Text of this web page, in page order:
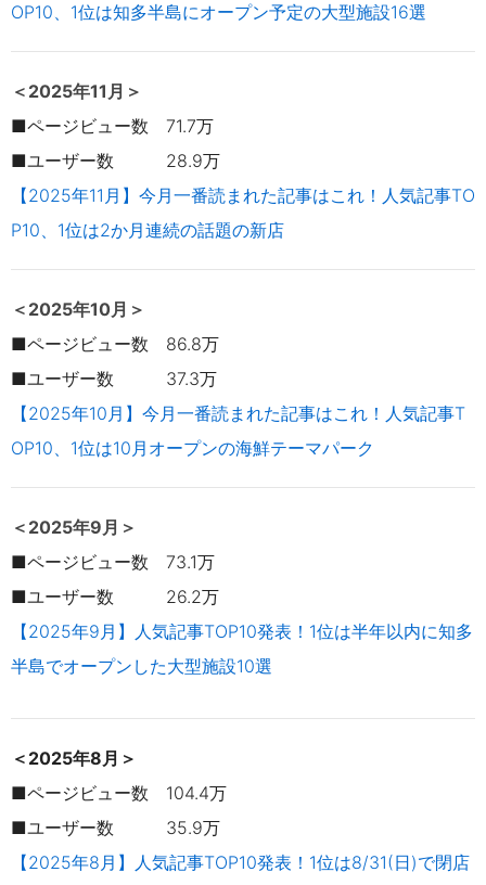
OP10、1位は知多半島にオープン予定の大型施設16選
＜2025年11 月＞
■ページビュー数 71.7万
■ユーザー数 28.9万
【2025年11月】今月一番読まれた記事はこれ！人気記事TO
P10、1位は2か月連続の話題の新店
＜2025年10月＞
■ページビュー数 86.8万
■ユーザー数 37.3万
【2025年10月】今月一番読まれた記事はこれ！人気記事T
OP10、1位は10月オープンの海鮮テーマパーク
＜2025年9月＞
■ページビュー数 73.1万
■ユーザー数 26.2万
【2025年9月】人気記事TOP10発表！1位は半年以内に知多
半島でオープンした大型施設10選
＜2025年8月＞
■ページビュー数 104.4万
■ユーザー数 35.9万
【2025年8月】人気記事TOP10発表！1位は8/31(日)で閉店